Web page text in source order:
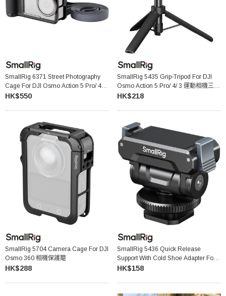
SmallRig 6371 Street Photography
Cage For DJI Osmo Action 5 Pro/ 4/ 3
相機套籠
HK$550
SmallRig 5435 Grip-Tripod For DJI
Osmo Action 5 Pro/ 4/ 3 運動相機三腳
架
HK$218
SmallRig 5704 Camera Cage For DJI
Osmo 360 相機保護籠
HK$288
SmallRig 5436 Quick Release
Support With Cold Shoe Adapter For
DJI Osmo Action 5 Pro / 4 / 3 快拆支
HK$158